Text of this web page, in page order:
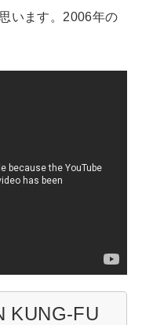
います。2006年の
KUNG-FU